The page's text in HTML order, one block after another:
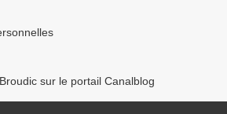
sur le portail Canalblog